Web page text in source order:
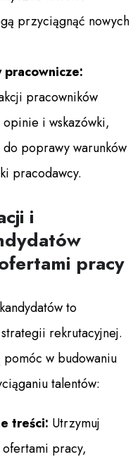
przyciągnąć nowych
pracowników
i wskazówki,
poprawy warunków
pracodawcy.
i
pracy
to
rekrutacyjnej.
w budowaniu
talentów:
treści: Utrzymuj
pracy,